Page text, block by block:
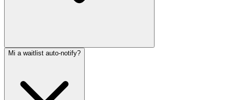
Mi a waitlist auto-notify?